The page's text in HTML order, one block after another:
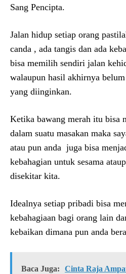
Sang Pencipta.
Jalan hidup setiap orang
canda , ada tangis dan ada
bisa memilih sendiri jalan
walaupun hasil akhirnya
yang diinginkan.
Ketika bawang merah itu bisa
dalam suatu masakan maka
atau pun anda juga bisa
kebahagian untuk sesama
disekitar kita.
Idealnya setiap pribadi bisa
kebahagiaan bagi orang lain
kebaikan dimana pun anda
Baca Juga:
Cinta Raja